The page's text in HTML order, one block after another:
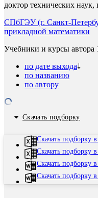
доктор технических наук,
СПбГЭУ (г. Санкт-
прикладной математики
Учебники и курсы автора
по дате выхода
по названию
по автору
Скачать подборку
Скачать подборку
Скачать подборку
Скачать подборку
Скачать подборку